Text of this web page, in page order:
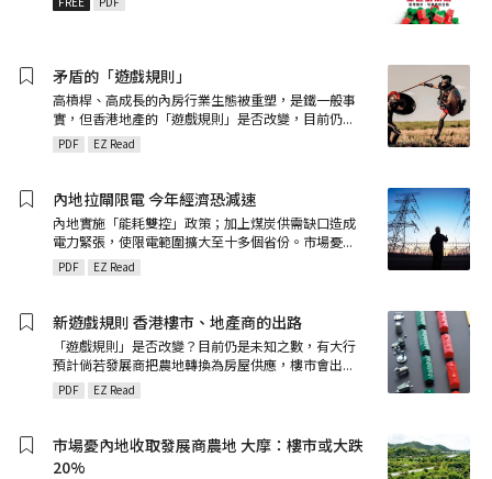
矛盾的「遊戲規則」
高槓桿、高成長的內房行業生態被重塑，是鐵一般事
實，但香港地產的「遊戲規則」是否改變，目前仍...
PDF EZ Read
內地拉閘限電 今年經濟恐減速
內地實施「能耗雙控」政策；加上煤炭供需缺口造成
電力緊張，使限電範圍擴大至十多個省份。市場憂...
PDF EZ Read
新遊戲規則 香港樓市、地產商的出路
「遊戲規則」是否改變？目前仍是未知之數，有大行
預計倘若發展商把農地轉換為房屋供應，樓市會出...
PDF EZ Read
市場憂內地收取發展商農地 大摩：樓市或大跌
20%